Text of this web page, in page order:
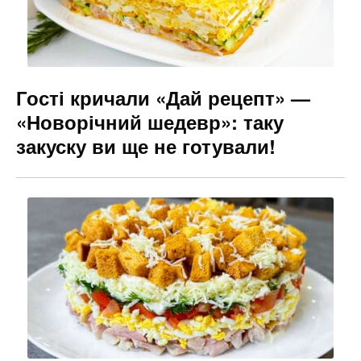
Гості кричали «Дай рецепт» —
«Новорічний шедевр»: таку
закуску ви ще не готували!